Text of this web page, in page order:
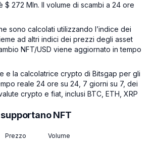
$ 272 Mln. Il volume di scambi a 24 ore
sono calcolati utilizzando l’indice dei
ad altri indici dei prezzi degli asset
NFT/USD viene aggiornato in tempo
e la calcolatrice crypto di Bitsgap per gli
reale 24 ore su 24, 7 giorni su 7, dei
crypto e fiat, inclusi BTC, ETH, XRP
NFT
Prezzo Volume